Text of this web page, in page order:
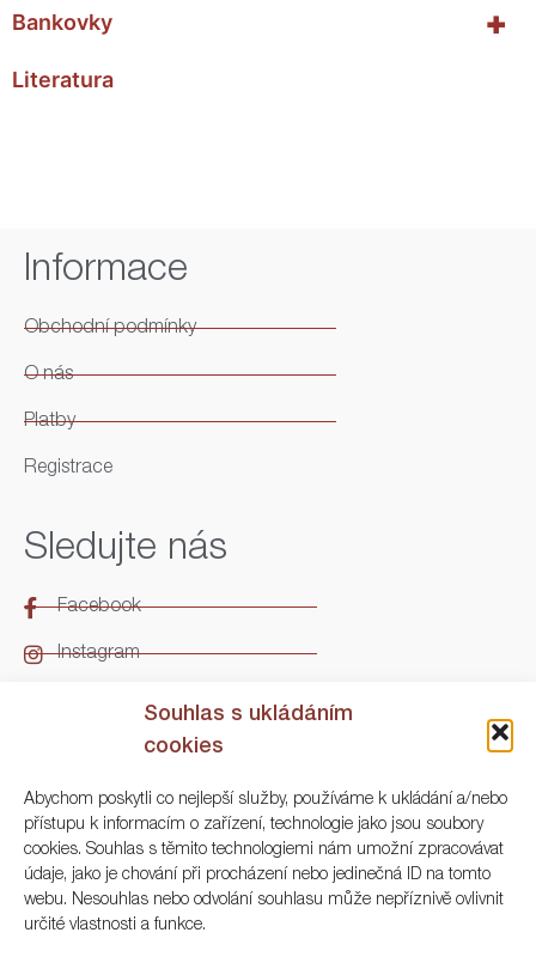
Souhlas s ukládáním
cookies
Abychom poskytli co nejlepší služby, používáme k ukládání a/nebo
přístupu k informacím o zařízení, technologie jako jsou soubory
cookies. Souhlas s těmito technologiemi nám umožní zpracovávat
údaje, jako je chování při procházení nebo jedinečná ID na tomto
webu. Nesouhlas nebo odvolání souhlasu může nepříznivě ovlivnit
určité vlastnosti a funkce.
+
Bankovky
Literatura
Informace
Obchodní podmínky
O nás
Platby
Registrace
Sledujte nás
Facebook
Instagram
Kontakt
ARGO Numismatika
Korunní 83, Praha 3
+420 222 561 343